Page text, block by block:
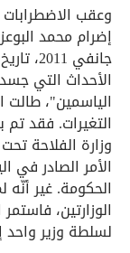
جانفي
الأحداث التي
الياسمين"، طالت
وزارة الفلاحة
الأمر الصادر في
الحكومة. غير
الوزارتين،
لسلطة وزير واحد